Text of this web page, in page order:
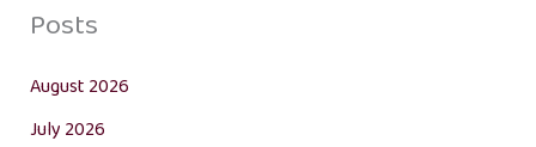
Posts
August 2026
July 2026